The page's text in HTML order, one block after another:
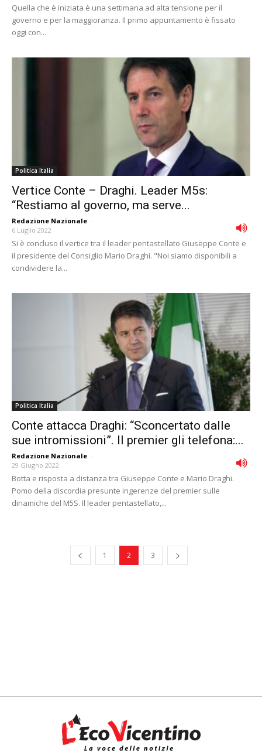
Quella che è iniziata è una settimana ad alta tensione per il
governo e per la maggioranza. Il primo appuntamento è fissato
oggi con...
Politica Italia
Vertice Conte – Draghi. Leader M5s:
“Restiamo al governo, ma serve...
Redazione Nazionale -
6 Luglio 2022
Si è concluso il vertice tra il leader pentastellato Giuseppe Conte e
il presidente del Consiglio Mario Draghi. "Noi siamo disponibili a
condividere la...
Politica Italia
Conte attacca Draghi: “Sconcertato dalle
sue intromissioni”. Il premier gli telefona:...
Redazione Nazionale -
29 Giugno 2022
Botta e risposta a distanza tra Giuseppe Conte e Mario Draghi.
Pomo della discordia presunte ingerenze del premier sulle
dinamiche del M5S. Il leader pentastellato,...
1 2 3